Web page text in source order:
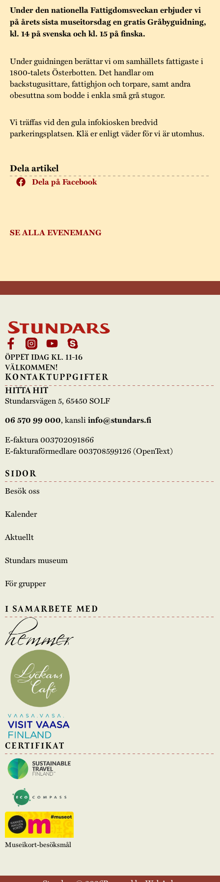
Tillgänglighet
Trygghet
Hållbar utveckling
Kontakta oss
Kalas på Stundars
Stundars teater
Byggnadsvård
Hantverk
Projekt
Museisamlingarna
Stundarsvänner
Årsberättelser
Årets Gunnar
registerbeskrivning
Dela artikel
Dela på Facebook
SE ALLA EVENEMANG
Under den nationella Fattigdomsveckan erbjuder vi
på årets sista museitorsdag en gratis Gråbyguidning,
kl. 14 på svenska och kl. 15 på finska.
Under guidningen berättar vi om samhällets fattigaste i
1800-talets Österbotten. Det handlar om
backstugusittare, fattighjon och torpare, samt andra
obesuttna som bodde i enkla små grå stugor.
Vi träffas vid den gula infokiosken bredvid
parkeringsplatsen. Klä er enligt väder för vi är utomhus.
ÖPPET IDAG KL. 11-16
VÄLKOMMEN!
KONTAKTUPPGIFTER
HITTA HIT
Stundarsvägen 5, 65450 SOLF
06 570 99 000, kansliinfo@stundars.fi
E-faktura 003702091866
E-fakturaförmedlare 003708599126 (OpenText)
SIDOR
Besök oss
Kalender
Aktuellt
Stundars museum
För grupper
I SAMARBETE MED
CERTIFIKAT
Museikort-besöksmål